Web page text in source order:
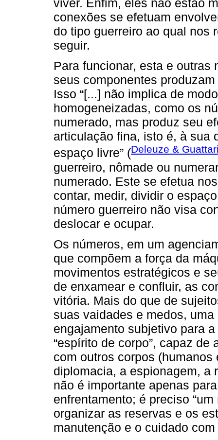
viver. Enfim, eles não estão
conexões se efetuam
do tipo guerreiro ao qual nos
seguir.
Para funcionar, esta e outras
seus componentes
Isso “[...] não implica de
homogeneizadas, como os
numerado, mas produz seu
articulação fina, isto é, à sua
espaço livre” (Deleuze &
guerreiro, nômade ou
numerado. Este se efetua
contar, medir, dividir o
número guerreiro não visa
deslocar e ocupar.
Os números, em um
que compõem a força da
movimentos estratégicos e
de enxamear e confluir, as
vitória. Mais do que de
suas vaidades e medos,
engajamento subjetivo para
“espírito de corpo”, capaz
com outros corpos
diplomacia, a espionagem, a
não é importante apenas
enfrentamento; é preciso
organizar as reservas e os
manutenção e o cuidado